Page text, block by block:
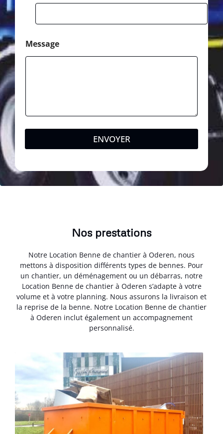
Message
ENVOYER
Nos prestations
Notre Location Benne de chantier à Oderen, nous
mettons à disposition différents types de bennes. Pour
un chantier, un déménagement ou un débarras, notre
Location Benne de chantier à Oderen s’adapte à votre
volume et à votre planning. Nous assurons la livraison et
la reprise de la benne. Notre Location Benne de chantier
à Oderen inclut également un accompagnement
personnalisé.